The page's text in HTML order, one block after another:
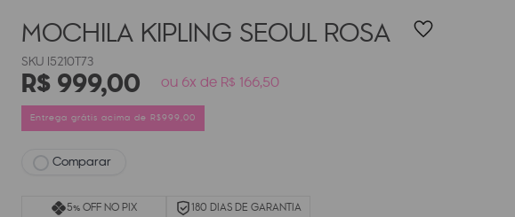
MOCHILA KIPLING SEOUL ROSA
I5210T73
R$999,00 ou 6x de R$ 166,50
Entrega grátis acima de R$999,00
Comparar
5% OFF NO PIX 180 DIAS DE GARANTIA